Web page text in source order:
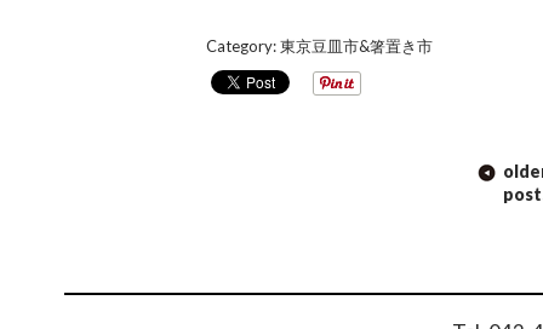
Category:東京豆皿市&箸置き市